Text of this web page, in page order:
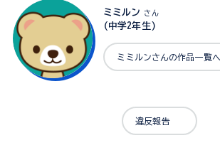
ミミルン さん
(中学2年生)
ミミルンさんの作品一覧へ
違反報告